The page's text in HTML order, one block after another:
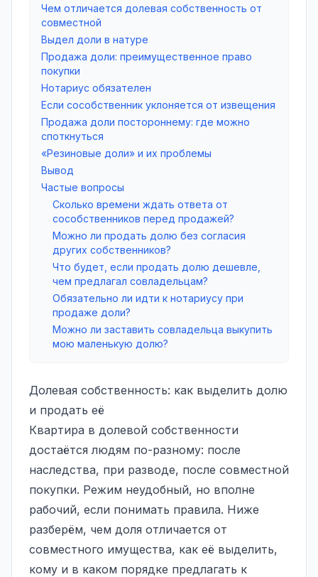
Чем отличается долевая собственность от
совместной
Выдел доли в натуре
Продажа доли: преимущественное право
покупки
Нотариус обязателен
Если сособственник уклоняется от извещения
Продажа доли постороннему: где можно
споткнуться
«Резиновые доли» и их проблемы
Вывод
Частые вопросы
Сколько времени ждать ответа от
сособственников перед продажей?
Можно ли продать долю без согласия
других собственников?
Что будет, если продать долю дешевле,
чем предлагал совладельцам?
Обязательно ли идти к нотариусу при
продаже доли?
Можно ли заставить совладельца выкупить
мою маленькую долю?
Долевая собственность: как выделить долю
и продать её
Квартира в долевой собственности
достаётся людям по-разному: после
наследства, при разводе, после совместной
покупки. Режим неудобный, но вполне
рабочий, если понимать правила. Ниже
разберём, чем доля отличается от
совместного имущества, как её выделить,
кому и в каком порядке предлагать к